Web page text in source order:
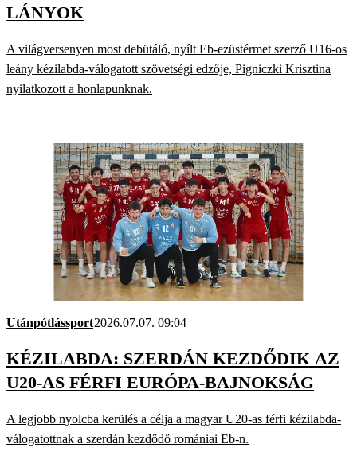
LÁNYOK
A világversenyen most debütáló, nyílt Eb-ezüstérmet szerző U16-os
leány kézilabda-válogatott szövetségi edzője, Pigniczki Krisztina
nyilatkozott a honlapunknak.
Utánpótlássport2026.07.07. 09:04
KÉZILABDA: SZERDÁN KEZDŐDIK AZ
U20-AS FÉRFI EURÓPA-BAJNOKSÁG
A legjobb nyolcba kerülés a célja a magyar U20-as férfi kézilabda-
válogatottnak a szerdán kezdődő romániai Eb-n.